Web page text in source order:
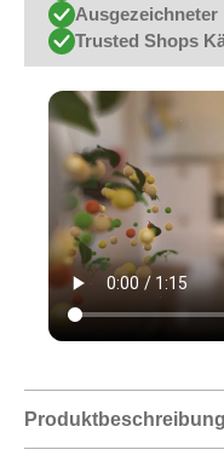
Trusted Shops
Produktbeschreibung